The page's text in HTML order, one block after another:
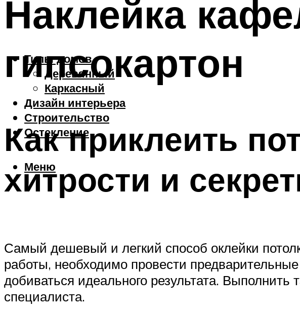
Типы домов
Деревянный
Каркасный
Дизайн интерьера
Строительство
Остекление
Меню
Наклейка
гипсокартон
Как приклеить
хитрости и
Самый дешевый и легкий способ оклейки
работы, необходимо провести
добиваться идеального результата.
специалиста.